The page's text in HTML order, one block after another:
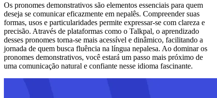
Os pronomes demonstrativos são elementos essenciais para quem
deseja se comunicar eficazmente em nepalês. Compreender suas
formas, usos e particularidades permite expressar-se com clareza e
precisão. Através de plataformas como o Talkpal, o aprendizado
desses pronomes torna-se mais acessível e dinâmico, facilitando a
jornada de quem busca fluência na língua nepalesa. Ao dominar os
pronomes demonstrativos, você estará um passo mais próximo de
uma comunicação natural e confiante nesse idioma fascinante.